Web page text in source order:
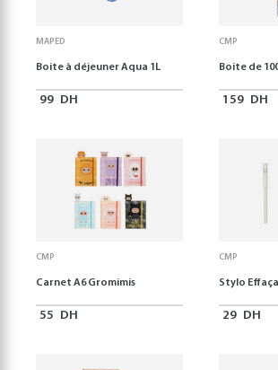
MAPED
Boite à déjeuner Aqua 1L
99 DH
CMP
Boite de
159 DH
CMP
Carnet A6 Gromimis
55 DH
CMP
Stylo
29 DH